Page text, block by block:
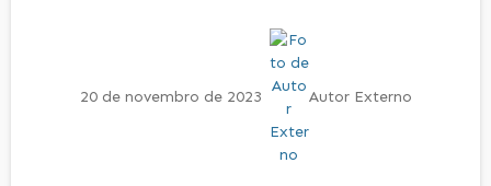
20 de novembro de 2023 Autor Externo